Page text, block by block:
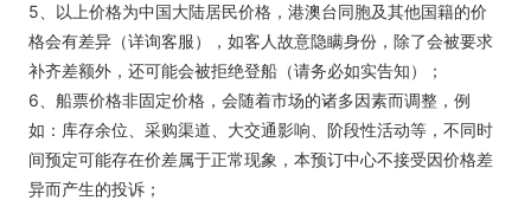
5、以上价格为中国大陆居民价格，港澳台同胞及其他国籍的价
格会有差异（详询客服），如客人故意隐瞒身份，除了会被要求
补齐差额外，还可能会被拒绝登船（请务必如实告知）；
6、船票价格非固定价格，会随着市场的诸多因素而调整，例
如：库存余位、采购渠道、大交通影响、阶段性活动等，不同时
间预定可能存在价差属于正常现象，本预订中心不接受因价格差
异而产生的投诉；